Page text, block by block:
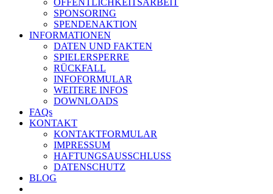
ÖFFENTLICHKEITSARBEIT
SPONSORING
SPENDENAKTION
INFORMATIONEN
DATEN UND FAKTEN
SPIELERSPERRE
RÜCKFALL
INFOFORMULAR
WEITERE INFOS
DOWNLOADS
FAQs
KONTAKT
KONTAKTFORMULAR
IMPRESSUM
HAFTUNGSAUSSCHLUSS
DATENSCHUTZ
BLOG